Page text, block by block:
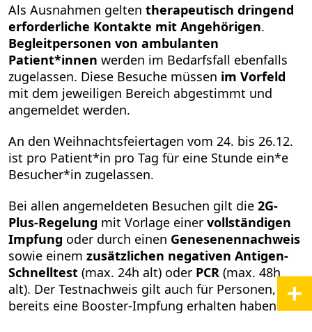
Als Ausnahmen gelten therapeutisch dringend
erforderliche Kontakte mit Angehörigen.
Begleitpersonen von ambulanten
Patient*innen werden im Bedarfsfall ebenfalls
zugelassen. Diese Besuche müssen im Vorfeld
mit dem jeweiligen Bereich abgestimmt und
angemeldet werden.
An den Weihnachtsfeiertagen vom 24. bis 26.12.
ist pro Patient*in pro Tag für eine Stunde ein*e
Besucher*in zugelassen.
Bei allen angemeldeten Besuchen gilt die 2G-
Plus-Regelung mit Vorlage einer vollständigen
Impfung oder durch einen Genesenennachweis
sowie einem zusätzlichen negativen Antigen-
Schnelltest (max. 24h alt) oder PCR (max. 48h
alt). Der Testnachweis gilt auch für Personen, die
bereits eine Booster-Impfung erhalten haben.